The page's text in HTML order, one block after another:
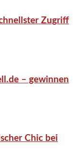
Zugriff
– gewinnen
Chic bei